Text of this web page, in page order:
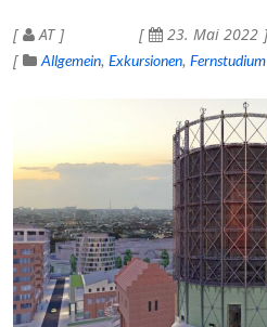
AT 23. Mai 2022
Allgemein Exkursionen Fernstudium